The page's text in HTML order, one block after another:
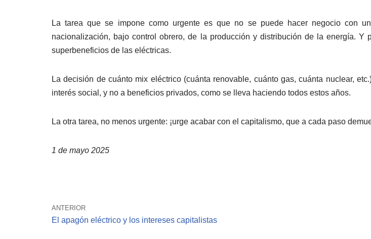
La tarea que se impone como urgente es que no se puede hacer negocio con
nacionalización, bajo control obrero, de la producción y distribución de la energía.
superbeneficios de las eléctricas.
La decisión de cuánto mix eléctrico (cuánta renovable, cuánto gas, cuánta nuclear,
interés social, y no a beneficios privados, como se lleva haciendo todos estos años.
La otra tarea, no menos urgente: ¡urge acabar con el capitalismo, que a cada paso
1 de mayo 2025
ANTERIOR
El apagón eléctrico y los intereses capitalistas